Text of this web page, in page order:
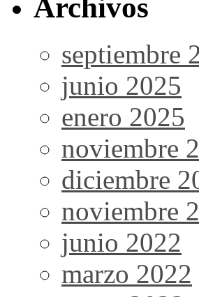
Archivos
septiembre
junio 2025
enero 2025
noviembre
diciembre
noviembre
junio 2022
marzo 2022